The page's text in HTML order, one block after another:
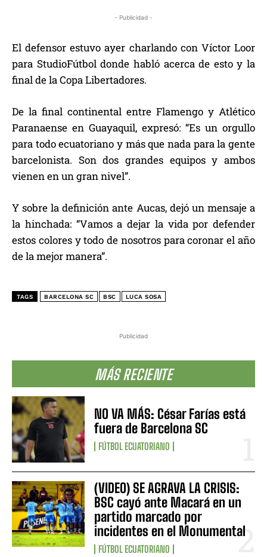
Publicidad
MÁS RECIENTE
NO VA MÁS: César Farías está
fuera de Barcelona SC
FÚTBOL ECUATORIANO
(VIDEO) SE AGRAVA LA CRISIS:
BSC cayó ante Macará en un
partido marcado por
incidentes en el Monumental
FÚTBOL ECUATORIANO
- Publicidad -
El defensor estuvo ayer charlando con Víctor Loor
para StudioFútbol donde habló acerca de esto y la
final de la Copa Libertadores.
De la final continental entre Flamengo y Atlético
Paranaense en Guayaquil, expresó: “Es un orgullo
para todo ecuatoriano y más que nada para la gente
barcelonista. Son dos grandes equipos y ambos
vienen en un gran nivel”.
Y sobre la definición ante Aucas, dejó un mensaje a
la hinchada: “Vamos a dejar la vida por defender
estos colores y todo de nosotros para coronar el año
de la mejor manera”.
TAGS BARCELONA SC BSC LUCA SOSA